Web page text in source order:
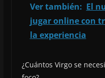
Ver también: El
jugar online con
la experiencia
¿Cuántos Virgo se